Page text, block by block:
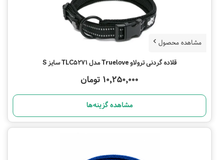
مشاهده محصول
قلاده گردنی ترولاو Truelove مدل TLC5271 سایز S
10,250,000 تومان
مشاهده گزینه‌ها